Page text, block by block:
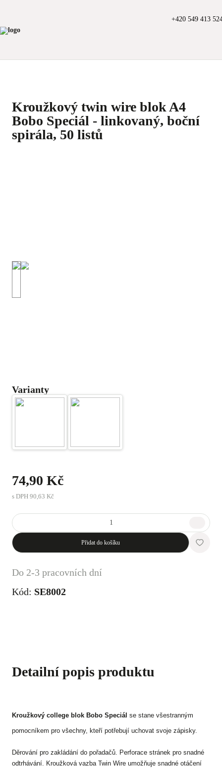
+420 549 413
Kroužkový twin wire blok A4
Bobo Speciál - linkovaný, boční
spirála, 50 listů
Varianty
74,90 Kč
s DPH 90,63 Kč
Přidat do košíku
Do 2-3 pracovních dní
Kód: SE8002
Detailní popis produktu
Kroužkový college blok Bobo Speciál se stane všestranným
pomocníkem pro všechny, kteří potřebují uchovat svoje zápisky.
Děrování pro zakládání do pořadačů. Perforace stránek pro snadné
odtrhávání. Kroužková vazba Twin Wire umožňuje snadné otáčení